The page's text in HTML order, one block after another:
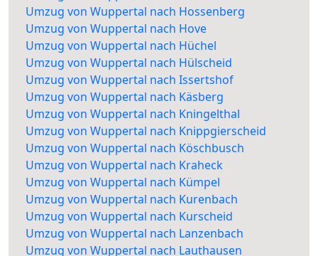
Umzug von Wuppertal nach Hossenberg
Umzug von Wuppertal nach Hove
Umzug von Wuppertal nach Hüchel
Umzug von Wuppertal nach Hülscheid
Umzug von Wuppertal nach Issertshof
Umzug von Wuppertal nach Käsberg
Umzug von Wuppertal nach Kningelthal
Umzug von Wuppertal nach Knippgierscheid
Umzug von Wuppertal nach Köschbusch
Umzug von Wuppertal nach Kraheck
Umzug von Wuppertal nach Kümpel
Umzug von Wuppertal nach Kurenbach
Umzug von Wuppertal nach Kurscheid
Umzug von Wuppertal nach Lanzenbach
Umzug von Wuppertal nach Lauthausen